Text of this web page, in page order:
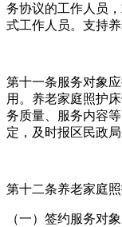
务协议的工作人员
式工作人员。支持
第十一条服务对象
用。养老家庭照护
务质量、服务内容
定，及时报区民政局
第十二条养老家庭
（一）签约服务对